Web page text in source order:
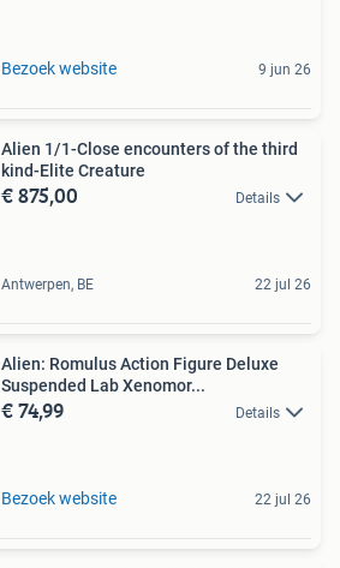
Bezoek website 9 jun 26
Alien 1/1-Close encounters of the third
kind-Elite Creature
€ 875,00 Details
Antwerpen, BE 22 jul 26
Alien: Romulus Action Figure Deluxe
Suspended Lab Xenomor...
€ 74,99 Details
Bezoek website 22 jul 26